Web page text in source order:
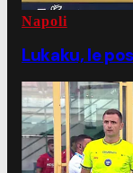
Napoli
Lukaku, le